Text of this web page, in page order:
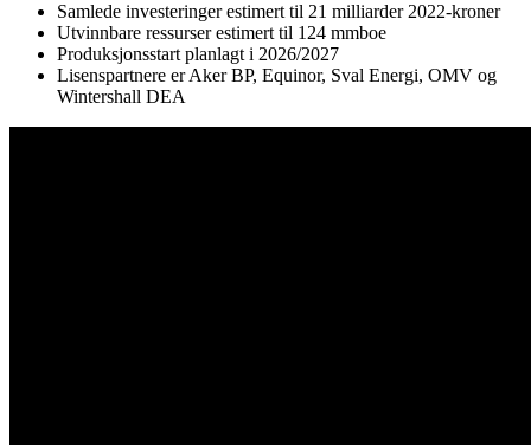
Samlede investeringer estimert til 21 milliarder 2022-kroner
Utvinnbare ressurser estimert til 124 mmboe
Produksjonsstart planlagt i 2026/2027
Lisenspartnere er Aker BP, Equinor, Sval Energi, OMV og
Wintershall DEA